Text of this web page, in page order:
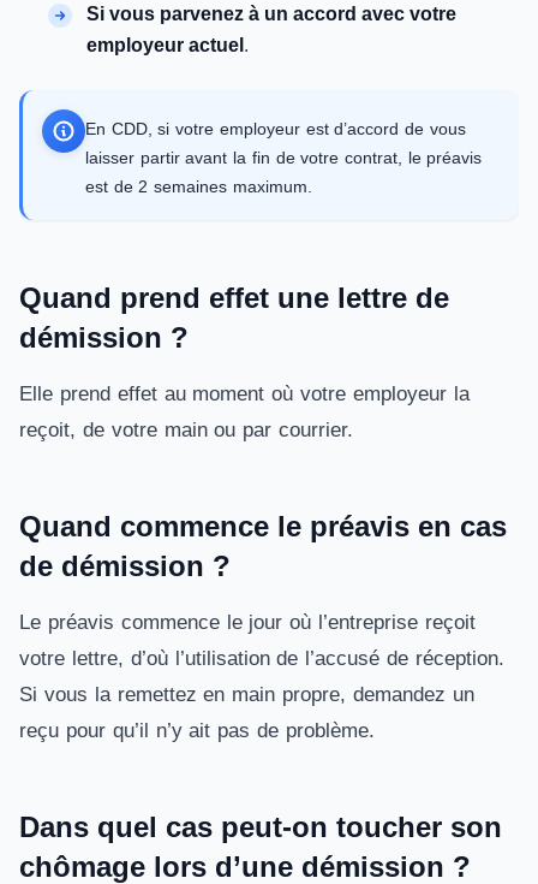
Si vous parvenez à un accord avec votre
employeur actuel .
En CDD, si votre employeur est d’accord de vous
laisser partir avant la fin de votre contrat, le préavis
est de 2 semaines maximum.
Quand prend effet une lettre de
démission ?
Elle prend effet au moment où votre employeur la
reçoit, de votre main ou par courrier.
Quand commence le préavis en cas
de démission ?
Le préavis commence le jour où l’entreprise reçoit
votre lettre, d’où l’utilisation de l’accusé de réception.
Si vous la remettez en main propre, demandez un
reçu pour qu’il n’y ait pas de problème.
Dans quel cas peut-on toucher son
chômage lors d’une démission ?